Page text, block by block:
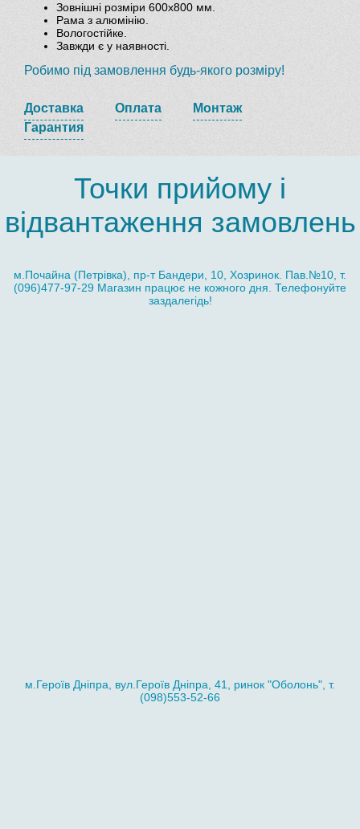
Зовнішні розміри 600х800 мм.
Рама з алюмінію.
Вологостійке.
Завжди є у наявності.
Робимо під замовлення будь-якого розміру!
Доставка Оплата
Монтаж
Гарантия
Точки прийому і
відвантаження замовлень
м.Почайна (Петрівка), пр-т Бандери, 10, Хозринок. Пав.№10, т.
(096)477-97-29 Магазин працює не кожного дня. Телефонуйте
заздалегідь!
м.Героїв Дніпра, вул.Героїв Дніпра, 41, ринок "Оболонь", т.
(098)553-52-66